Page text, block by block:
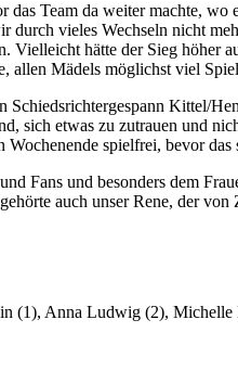
das Team da weiter machte,
durch vieles Wechseln nicht
hätte der Sieg höher
allen Mädels möglichst viel
Kittel/
sich etwas zu zutrauen und
spielfrei, bevor
Fans und besonders dem
auch unser Rene, der
Anna Ludwig (2),